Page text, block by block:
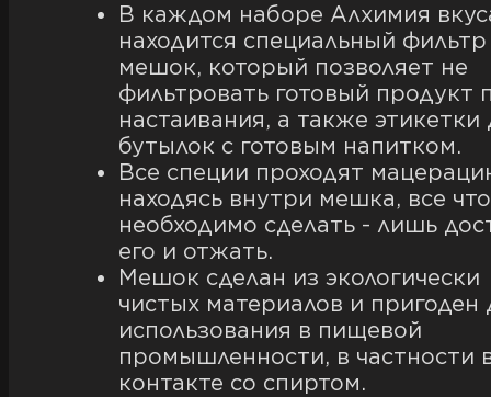
В каждом наборе Алхимия
находится специальный фильтр
мешок, который позволяет не
фильтровать готовый продукт
настаивания, а также этикетки
бутылок с готовым напитком.
Все специи проходят
находясь внутри мешка, все что
необходимо сделать - лишь
его и отжать.
Мешок сделан из экологически
чистых материалов и пригоден
использования в пищевой
промышленности, в частности
контакте со спиртом.